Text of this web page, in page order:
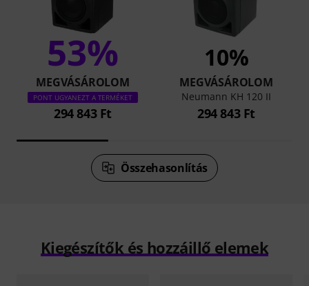
53%
MEGVÁSÁROLOM
PONT UGYANEZT A TERMÉKET
294 843 Ft
10%
MEGVÁSÁROLOM
Neumann KH 120 II
294 843 Ft
Összehasonlítás
Kiegészítők és hozzáillő elemek